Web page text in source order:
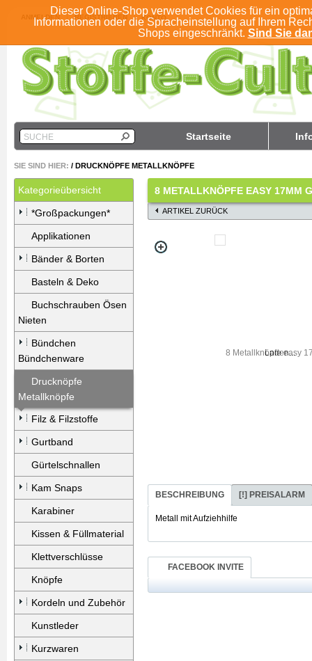
Dieser Online-Shop verwendet Cookies für ein
Informationen oder die Spracheinstellung auf Ihrem
Shops eingeschränkt. Sind Sie
ANMELDEN REGISTRIEREN KONTO
Startseite
SUCHE
SIE SIND HIER: / DRUCKNÖPFE METALLKNÖPFE
Kategorieübersicht
*Großpackungen*
Applikationen
Bänder & Borten
Basteln & Deko
Buchschrauben Ösen
Nieten
Bündchen
Bündchenware
Drucknöpfe
Metallknöpfe
Filz & Filzstoffe
Gurtband
Gürtelschnallen
Kam Snaps
Karabiner
Kissen & Füllmaterial
Klettverschlüsse
Knöpfe
Kordeln und Zubehör
Kunstleder
Kurzwaren
8 METALLKNÖPFE EASY 17MM
ARTIKEL ZURÜCK
Laden...
BESCHREIBUNG [!] PREISALARM
Metall mit Aufziehhilfe
FACEBOOK INVITE